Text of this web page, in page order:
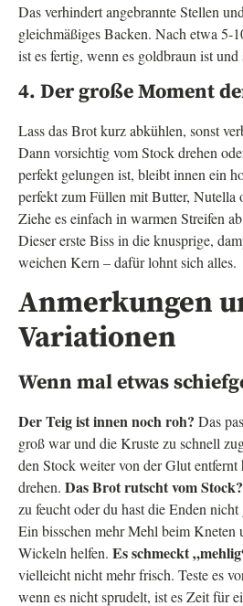
Das verhindert angebrannte Stellen
gleichmäßiges Backen. Nach etwa 5-
ist es fertig, wenn es goldbraun ist
4. Der große Moment
Lass das Brot kurz abkühlen, sonst
Dann vorsichtig vom Stock drehen
perfekt gelungen ist, bleibt innen ein
perfekt zum Füllen mit Butter, Nutella
Ziehe es einfach in warmen Streifen
Dieser erste Biss in die knusprige,
weichen Kern – dafür lohnt sich alles.
Anmerkungen
Variationen
Wenn mal etwas
Der Teig ist innen noch roh? Das
groß war und die Kruste zu schnell
den Stock weiter von der Glut
drehen. Das Brot rutscht vom Stock?
zu feucht oder du hast die Enden
Ein bisschen mehr Mehl beim Kneten
Wickeln helfen. Es schmeckt
vielleicht nicht mehr frisch. Teste es
wenn es nicht sprudelt, ist es Zeit für